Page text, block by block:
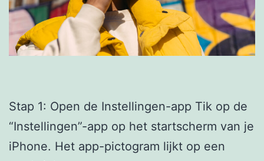
Stap 1: Open de Instellingen-app Tik op de
“Instellingen”-app op het startscherm van je
iPhone. Het app-pictogram lijkt op een